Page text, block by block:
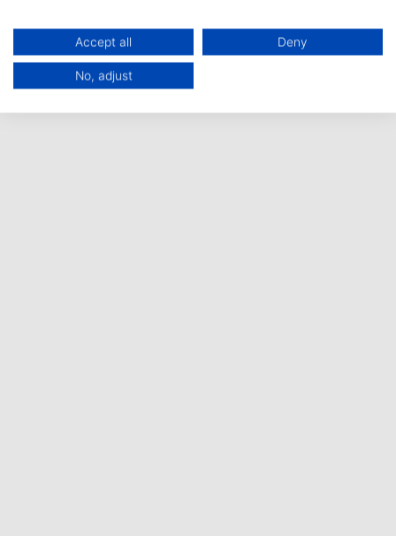
Accept all Deny
No, adjust